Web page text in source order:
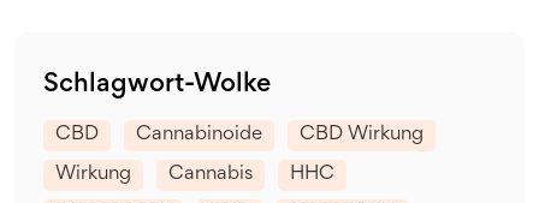
Schlagwort-Wolke
CBD Cannabinoide CBD Wirkung
Wirkung Cannabis HHC